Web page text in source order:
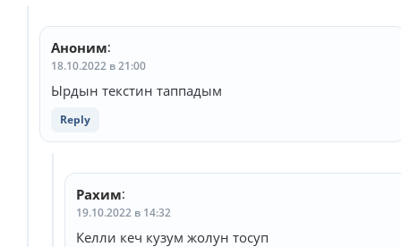
Аноним:
18.10.2022 в 21:00
Ырдын текстин таппадым
Reply
Рахим:
19.10.2022 в 14:32
Келли кеч кузум жолун тосуп